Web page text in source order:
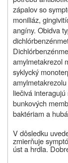
zápalov so
moniliáz,
angíny. Obidva
amylmetakrezol
syklycký
liečivá
bunkových
baktériam a
V dôsledku
zmierňuje
úst a hrdla.